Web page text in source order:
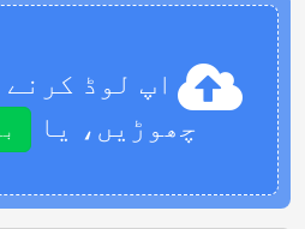
اپ لوڈ
چھوڑیں، یا